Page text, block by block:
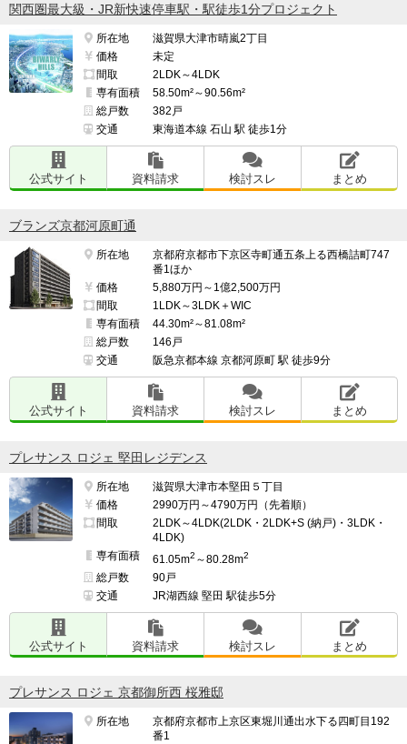
関西圏最大級・JR新快速停車駅・駅徒歩1分プロジェクト
所在地
滋賀県大津市晴嵐2丁目
価格
未定
間取
2LDK～4LDK
専有面積
58.50m²～90.56m²
総戸数
382戸
交通
東海道本線 石山 駅 徒歩1分
公式サイト 資料請求 検討スレ まとめ
ブランズ京都河原町通
所在地
京都府京都市下京区寺町通五条上る西橋詰町747
番1ほか
価格
5,880万円～1億2,500万円
間取
1LDK～3LDK＋WIC
専有面積
44.30m²～81.08m²
総戸数
146戸
交通
阪急京都本線 京都河原町 駅 徒歩9分
公式サイト 資料請求 検討スレ まとめ
プレサンス ロジェ 堅田レジデンス
所在地
滋賀県大津市本堅田５丁目
価格
2990万円～4790万円（先着順）
間取
2LDK～4LDK(2LDK・2LDK+S (納戸)・3LDK・
4LDK)
専有面積
61.05m2 ～80.28m2
総戸数
90戸
交通
JR湖西線 堅田 駅徒歩5分
公式サイト 資料請求 検討スレ まとめ
プレサンス ロジェ 京都御所西 桜雅邸
所在地
京都府京都市上京区東堀川通出水下る四町目192
番1